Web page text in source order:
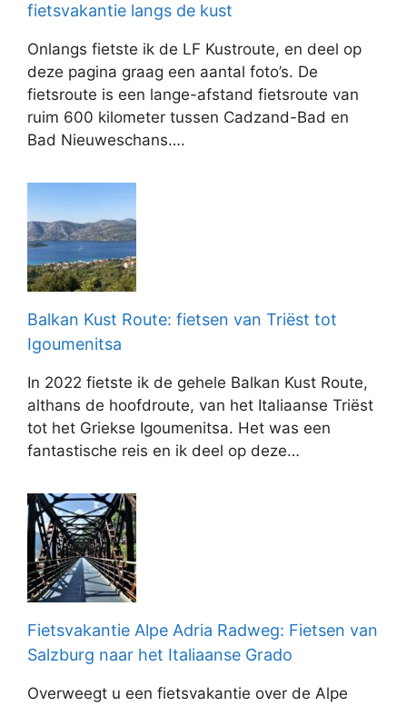
fietsvakantie langs de kust
Onlangs fietste ik de LF Kustroute, en deel op
deze pagina graag een aantal foto’s. De
fietsroute is een lange-afstand fietsroute van
ruim 600 kilometer tussen Cadzand-Bad en
Bad Nieuweschans….
Balkan Kust Route: fietsen van Triëst tot
Igoumenitsa
In 2022 fietste ik de gehele Balkan Kust Route,
althans de hoofdroute, van het Italiaanse Triëst
tot het Griekse Igoumenitsa. Het was een
fantastische reis en ik deel op deze…
Fietsvakantie Alpe Adria Radweg: Fietsen van
Salzburg naar het Italiaanse Grado
Overweegt u een fietsvakantie over de Alpe